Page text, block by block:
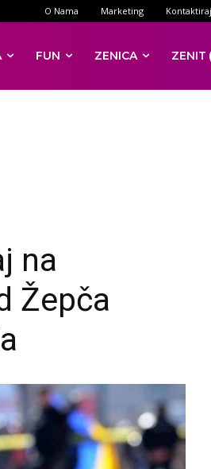
O Nama Marketing
FUN ZENICA ZENIT
na
Žepča